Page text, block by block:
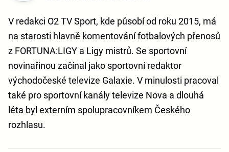
V redakci O2 TV Sport, kde působí od roku 2015, má
na starosti hlavně komentování fotbalových přenosů
z FORTUNA:LIGY a Ligy mistrů. Se sportovní
novinařinou začínal jako sportovní redaktor
východočeské televize Galaxie. V minulosti pracoval
také pro sportovní kanály televize Nova a dlouhá
léta byl externím spolupracovníkem Českého
rozhlasu.